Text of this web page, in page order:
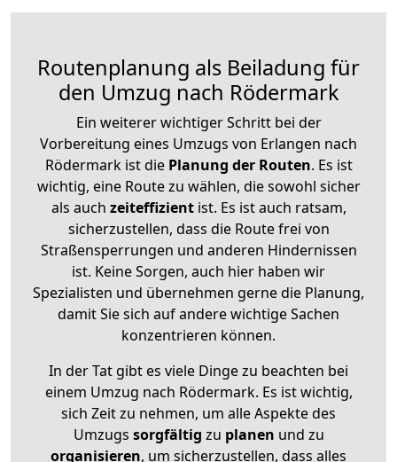
Routenplanung als Beiladung für
den Umzug nach Rödermark
Ein weiterer wichtiger Schritt bei der
Vorbereitung eines Umzugs von Erlangen nach
Rödermark ist diePlanung der Routen. Es ist
wichtig, eine Route zu wählen, die sowohl sicher
als auch zeiteffizientist. Es ist auch ratsam,
sicherzustellen, dass die Route frei von
Straßensperrungen und anderen Hindernissen
ist. Keine Sorgen, auch hier haben wir
Spezialisten und übernehmen gerne die Planung,
damit Sie sich auf andere wichtige Sachen
konzentrieren können.
In der Tat gibt es viele Dinge zu beachten bei
einem Umzug nach Rödermark. Es ist wichtig,
sich Zeit zu nehmen, um alle Aspekte des
Umzugs sorgfältig zu planen und zu
organisieren, um sicherzustellen, dass alles